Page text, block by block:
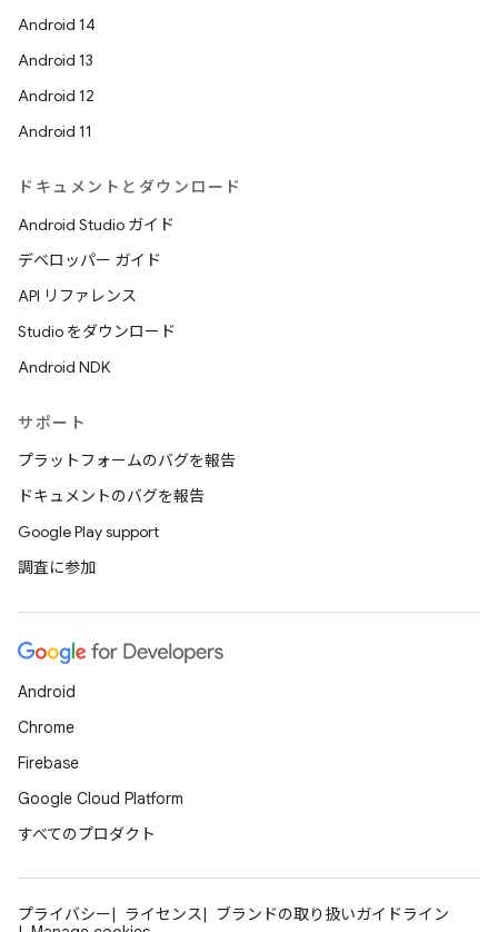
Android 14
Android 13
Android 12
Android 11
ドキュメントとダウンロード
Android Studio ガイド
デベロッパー ガイド
API リファレンス
Studio をダウンロード
Android NDK
サポート
プラットフォームのバグを報告
ドキュメントのバグを報告
Google Play support
調査に参加
Android
Chrome
Firebase
Google Cloud Platform
すべてのプロダクト
プライバシー ライセンス
ブランドの取り扱いガイドライン